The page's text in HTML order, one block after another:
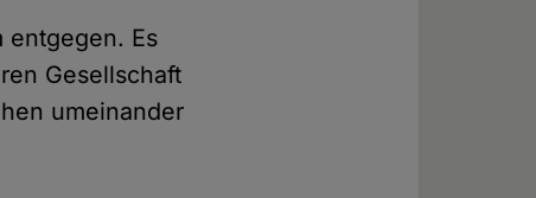
entgegen. Es
Gesellschaft
umeinander